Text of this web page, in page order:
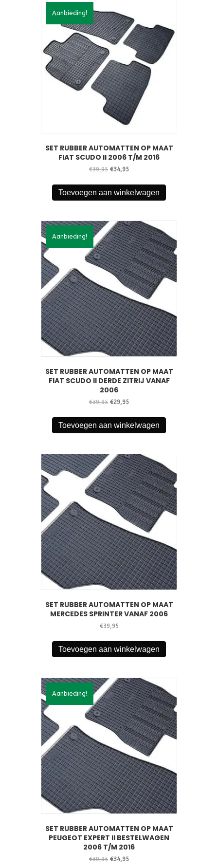
Aanbieding!
SET RUBBER AUTOMATTEN OP MAAT
FIAT SCUDO II 2006 T/M 2016
€39,95 Oorspronkelijke
was:
€39,95.
€34,95Huidige
is:
€34,95.
Toevoegen aan winkelwagen
Aanbieding!
SET RUBBER AUTOMATTEN OP MAAT
FIAT SCUDO II DERDE ZITRIJ VANAF
2006
€39,95 Oorspronkelijke
was:
€39,95.
€29,95Huidige
is:
€29,95.
Toevoegen aan winkelwagen
SET RUBBER AUTOMATTEN OP MAAT
MERCEDES SPRINTER VANAF 2006
€39,95
Toevoegen aan winkelwagen
Aanbieding!
SET RUBBER AUTOMATTEN OP MAAT
PEUGEOT EXPERT II BESTELWAGEN
2006 T/M 2016
€39,95 Oorspronkelijke
€34,95Huidige